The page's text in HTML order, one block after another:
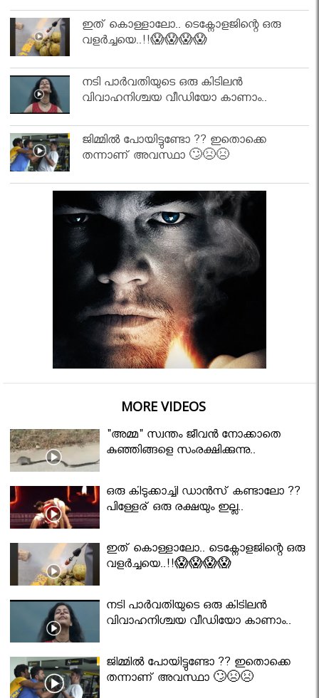
ഇത് കൊള്ളാലോ.. ടെക്നോളജിന്റെ ഒരു
വളർച്ചയെ..!!😱😱😱😱
നടി പാർവതിയുടെ ഒരു കിടിലൻ
വിവാഹനിശ്ചയ വീഡിയോ കാണാം..
ജിമ്മിൽ പോയിട്ടുണ്ടോ ?? ഇതൊക്കെ
തന്നാണ് അവസ്ഥാ 🙄😣😣
MORE VIDEOS
"അമ്മ" സ്വന്തം ജീവൻ നോക്കാതെ
കുഞ്ഞിങ്ങളെ സംരക്ഷിക്കുന്നു..
ഒരു കിടുക്കാച്ചി ഡാൻസ് കണ്ടാലോ ??
പിള്ളേര് ഒരു രക്ഷയും ഇല്ല..
ഇത് കൊള്ളാലോ.. ടെക്നോളജിന്റെ ഒരു
വളർച്ചയെ..!!😱😱😱😱
നടി പാർവതിയുടെ ഒരു കിടിലൻ
വിവാഹനിശ്ചയ വീഡിയോ കാണാം..
ജിമ്മിൽ പോയിട്ടുണ്ടോ ?? ഇതൊക്കെ
തന്നാണ് അവസ്ഥാ 🙄😣😣